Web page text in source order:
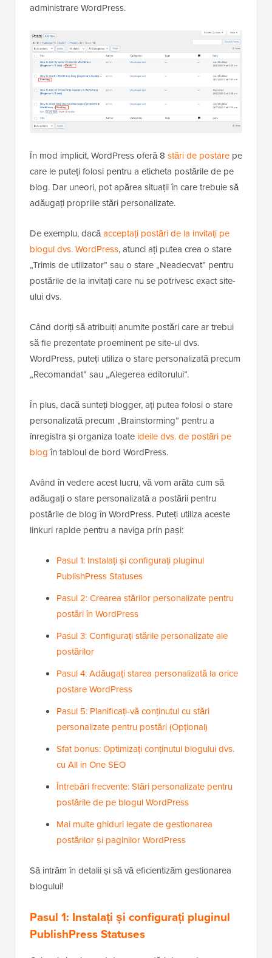
administrare WordPress.
În mod implicit, WordPress oferă 8 stări de postare pe
care le puteți folosi pentru a eticheta postările de pe
blog. Dar uneori, pot apărea situații în care trebuie să
adăugați propriile stări personalizate.
De exemplu, dacăacceptați postări de la invitați pe
blogul dvs. WordPress, atunci ați putea crea o stare
„Trimis de utilizator” sau o stare „Neadecvat” pentru
postările de la invitați care nu se potrivesc exact site-
ului dvs.
Când doriți să atribuiți anumite postări care ar trebui
să fie prezentate proeminent pe site-ul dvs.
WordPress, puteți utiliza o stare personalizată precum
„Recomandat” sau „Alegerea editorului”.
În plus, dacă sunteți blogger, ați putea folosi o stare
personalizată precum „Brainstorming” pentru a
înregistra și organiza toate ideile dvs. de postări pe
blog în tabloul de bord WordPress.
Având în vedere acest lucru, vă vom arăta cum să
adăugați o stare personalizată a postării pentru
postările de blog în WordPress. Puteți utiliza aceste
linkuri rapide pentru a naviga prin pași:
Pasul 1: Instalați și configurați pluginul
PublishPress Statuses
Pasul 2: Crearea stărilor personalizate pentru
postări în WordPress
Pasul 3: Configurați stările personalizate ale
postărilor
Pasul 4: Adăugați starea personalizată la orice
postare WordPress
Pasul 5: Planificați-vă conținutul cu stări
personalizate pentru postări (Opțional)
Sfat bonus: Optimizați conținutul blogului dvs.
cu All in One SEO
Întrebări frecvente: Stări personalizate pentru
postările de pe blogul WordPress
Mai multe ghiduri legate de gestionarea
postărilor și paginilor WordPress
Să intrăm în detalii și să vă eficientizăm gestionarea
blogului!
Pasul 1: Instalați și configurați pluginul
PublishPress Statuses